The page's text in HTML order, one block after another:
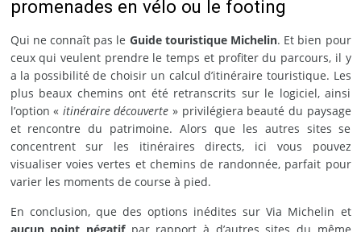
promenades en vélo ou le footing
Qui ne connaît pas le Guide touristique Michelin. Et bien pour
ceux qui veulent prendre le temps et profiter du parcours, il y
a la possibilité de choisir un calcul d’itinéraire touristique. Les
plus beaux chemins ont été retranscrits sur le logiciel, ainsi
l’option « itinéraire découverte » privilégiera beauté du paysage
et rencontre du patrimoine. Alors que les autres sites se
concentrent sur les itinéraires directs, ici vous pouvez
visualiser voies vertes et chemins de randonnée, parfait pour
varier les moments de course à pied.
En conclusion, que des options inédites sur Via Michelin et